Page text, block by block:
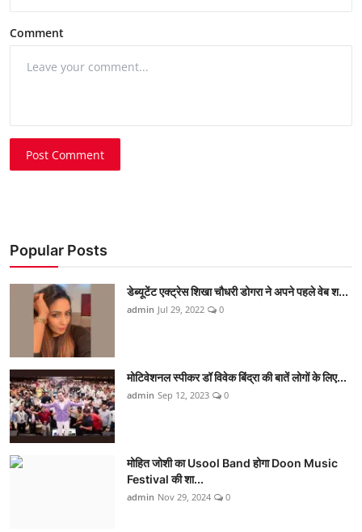
Comment
Post Comment
Popular Posts
डेब्यूटेंट एक्ट्रेस शिखा चौधरी डोगरा ने अपने पहले वेब श...
admin Jul 29, 2022 0
मोटिवेशनल स्पीकर डॉ विवेक बिंद्रा की बातें लोगों के लिए...
admin Sep 12, 2023 0
मोहित जोशी का Usool Band होगा Doon Music
Festival की शा...
admin Nov 29, 2024 0